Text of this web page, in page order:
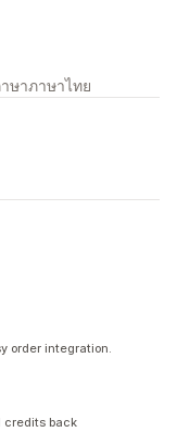
ษาภาษาไทย
order integration.
credits back